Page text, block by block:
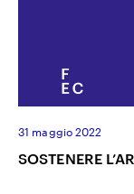
31 maggio 2022
SOSTENERE